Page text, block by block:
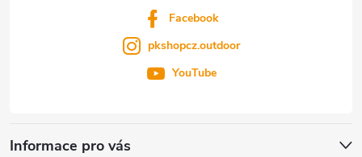
Facebook
pkshopcz.outdoor
YouTube
Informace pro vás